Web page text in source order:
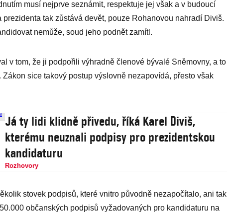
musí nejprve seznámit, respektuje jej však a v budoucí
tak zůstává devět, pouze Rohanovou nahradí Diviš.
nemůže, soud jeho podnět zamítl.
v tom, že ji podpořili výhradně členové bývalé Sněmovny, a to
sice takový postup výslovně nezapovídá, přesto však
Já ty lidi klidně přivedu, říká Karel Diviš,
kterému neuznali podpisy pro prezidentskou
kandidaturu
Rozhovory
stovek podpisů, které vnitro původně nezapočítalo, ani tak
občanských podpisů vyžadovaných pro kandidaturu na